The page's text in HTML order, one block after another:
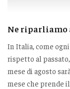
Ne riparliamo
In Italia, come
rispetto al
mese di agosto
mese che prende